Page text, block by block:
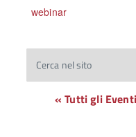
webinar
Cerca nel sito
« Tutti gli Eventi